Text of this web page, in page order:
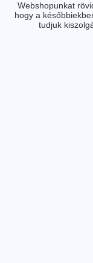
Webshopunkat
hogy a
tudjuk